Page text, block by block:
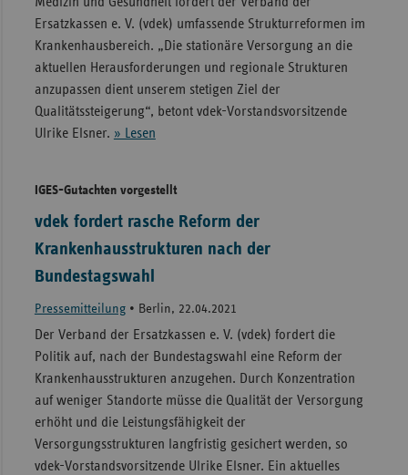
Ersatzkassen e. V. (vdek) umfassende Strukturreformen im
Krankenhausbereich. „Die stationäre Versorgung an die
aktuellen Herausforderungen und regionale Strukturen
anzupassen dient unserem stetigen Ziel der
Qualitätssteigerung“, betont vdek-Vorstandsvorsitzende
Ulrike Elsner. » Lesen
IGES-Gutachten vorgestellt
vdek fordert rasche Reform der
Krankenhausstrukturen nach der
Bundestagswahl
Pressemitteilung• Berlin, 22.04.2021
Der Verband der Ersatzkassen e. V. (vdek) fordert die
Politik auf, nach der Bundestagswahl eine Reform der
Krankenhausstrukturen anzugehen. Durch Konzentration
auf weniger Standorte müsse die Qualität der Versorgung
erhöht und die Leistungsfähigkeit der
Versorgungsstrukturen langfristig gesichert werden, so
vdek-Vorstandsvorsitzende Ulrike Elsner. Ein aktuelles